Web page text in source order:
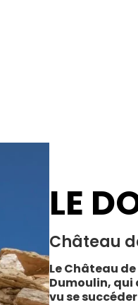
LE
Château
Le Château
Dumoulin, qui
vu se